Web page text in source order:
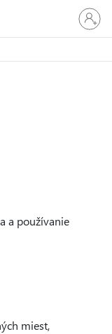
Prihláste
sa
k
kontu
a používanie
miest,